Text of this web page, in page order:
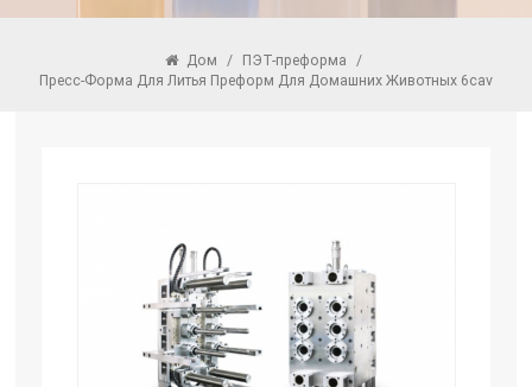
Дом / ПЭТ-преформа
/
Пресс-Форма Для Литья Преформ Для Домашних Животных 6cav